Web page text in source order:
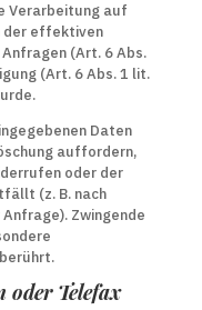
Verarbeitung auf
der effektiven
(Art. 6 Abs.
(Art. 6 Abs. 1 lit.
Daten
auffordern,
oder der
(z. B. nach
Zwingende
oder Telefax